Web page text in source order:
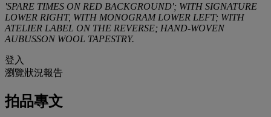
'SPARE TIMES ON RED BACKGROUND'; WITH SIGNATURE
LOWER RIGHT, WITH MONOGRAM LOWER LEFT; WITH
ATELIER LABEL ON THE REVERSE; HAND-WOVEN
AUBUSSON WOOL TAPESTRY.
登入
瀏覽狀況報告
拍品專文